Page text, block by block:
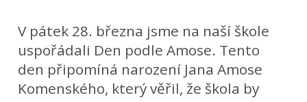
V pátek 28. března jsme na naší škole
uspořádali Den podle Amose. Tento
den připomíná narození Jana Amose
Komenského, který věřil, že škola by